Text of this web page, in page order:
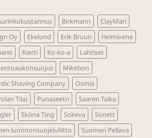
Birkmann
ClayMari
Oy Ekelund Erik Bruun
Helmivene
Kierti Ko-ko-a
Lahtiset
Mikebon
Shaving Company
Osmia
Tila)
Punaseetri
Saaren Taika
Sköna Ting Sokeva
Sonett
luonnonsuojeluliitto Suomen Pellava